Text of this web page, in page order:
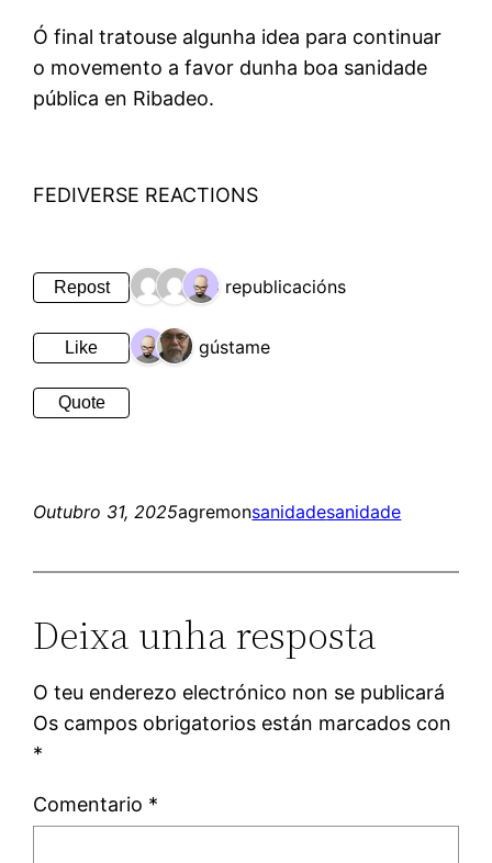
Ó final tratouse algunha idea para continuar
o movemento a favor dunha boa sanidade
pública en Ribadeo.
FEDIVERSE REACTIONS
Repost 3 republicacións
Like 2 gústame
Quote
Outubro 31, 2025agremonsanidadesanidade
Deixa unha resposta
O teu enderezo electrónico non se publicará
Os campos obrigatorios están marcados con
*
Comentario *